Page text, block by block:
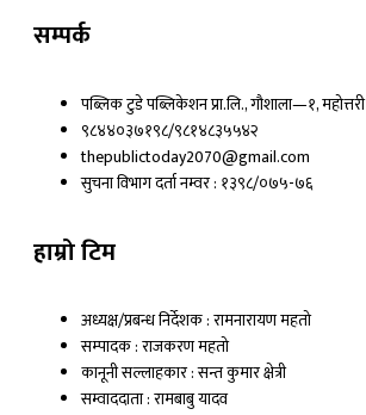
c
e
b
o
o
k
t
t
r
t
u
e
सम्पर्क
पब्लिक टुडे पब्लिकेशन प्रा.लि., गौशाला—१, महोत्तरी
९८४४०३७१९८/९८१४८३५५४२
thepublictoday2070@gmail.com
सुचना विभाग दर्ता नम्वर : १३९८/०७५-७६
हाम्रो टिम
अध्यक्ष/प्रबन्ध निर्देशक : रामनारायण महतो
सम्पादक : राजकरण महतो
कानूनी सल्लाहकार : सन्त कुमार क्षेत्री
सम्वाददाता : रामबाबु यादव